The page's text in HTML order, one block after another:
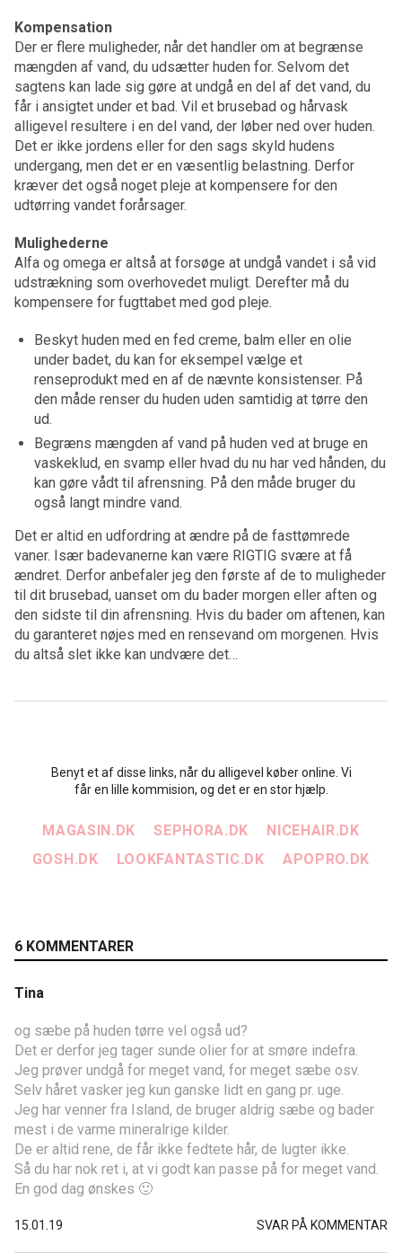
Kompensation
Der er flere muligheder, når det handler om at begrænse
mængden af vand, du udsætter huden for. Selvom det
sagtens kan lade sig gøre at undgå en del af det vand, du
får i ansigtet under et bad. Vil et brusebad og hårvask
alligevel resultere i en del vand, der løber ned over huden.
Det er ikke jordens eller for den sags skyld hudens
undergang, men det er en væsentlig belastning. Derfor
kræver det også noget pleje at kompensere for den
udtørring vandet forårsager.
Mulighederne
Alfa og omega er altså at forsøge at undgå vandet i så vid
udstrækning som overhovedet muligt. Derefter må du
kompensere for fugttabet med god pleje.
Beskyt huden med en fed creme, balm eller en olie
under badet, du kan for eksempel vælge et
renseprodukt med en af de nævnte konsistenser. På
den måde renser du huden uden samtidig at tørre den
ud.
Begræns mængden af vand på huden ved at bruge en
vaskeklud, en svamp eller hvad du nu har ved hånden, du
kan gøre vådt til afrensning. På den måde bruger du
også langt mindre vand.
Det er altid en udfordring at ændre på de fasttømrede
vaner. Især badevanerne kan være RIGTIG svære at få
ændret. Derfor anbefaler jeg den første af de to muligheder
til dit brusebad, uanset om du bader morgen eller aften og
den sidste til din afrensning. Hvis du bader om aftenen, kan
du garanteret nøjes med en rensevand om morgenen. Hvis
du altså slet ikke kan undvære det…
Benyt et af disse links, når du alligevel køber online. Vi
får en lille kommision, og det er en stor hjælp.
MAGASIN.DK SEPHORA.DK
NICEHAIR.DK
GOSH.DK
LOOKFANTASTIC.DK APOPRO.DK
6 KOMMENTARER
Tina
og sæbe på huden tørre vel også ud?
Det er derfor jeg tager sunde olier for at smøre indefra.
Jeg prøver undgå for meget vand, for meget sæbe osv.
Selv håret vasker jeg kun ganske lidt en gang pr. uge.
Jeg har venner fra Island, de bruger aldrig sæbe og bader
mest i de varme mineralrige kilder.
De er altid rene, de får ikke fedtete hår, de lugter ikke.
Så du har nok ret i, at vi godt kan passe på for meget vand.
En god dag ønskes 🙂
15.01.19 SVAR PÅ KOMMENTAR